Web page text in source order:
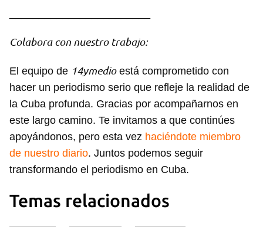
Para poder guardar como favorito, primero has de
Colabora con nuestro trabajo:
El equipo de 14ymedioestá comprometido con
hacer un periodismo serio que refleje la realidad de
la Cuba profunda. Gracias por acompañarnos en
este largo camino. Te invitamos a que continúes
apoyándonos, pero esta vez haciéndote miembro
de nuestro diario. Juntos podemos seguir
transformando el periodismo en Cuba.
Temas relacionados